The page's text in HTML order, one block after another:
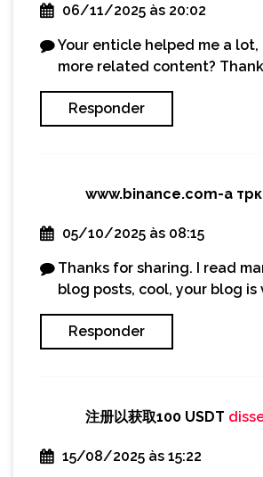
06/11/2025 às 20:02
Your enticle helped me a lot,
more related content?
Responder
www.binance.com-а
05/10/2025 às 08:15
Thanks for sharing. I read
blog posts, cool, your blog is
Responder
注册以获取100 USDT
15/08/2025 às 15:22